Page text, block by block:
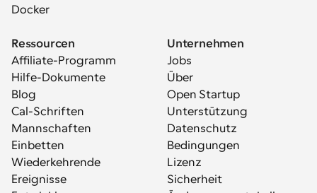
Docker
Ressourcen
Affiliate-Programm
Hilfe-Dokumente
Blog
Cal-Schriften
Mannschaften
Einbetten
Wiederkehrende
Ereignisse
Unternehmen
Jobs
Über
Open Startup
Unterstützung
Datenschutz
Bedingungen
Lizenz
Sicherheit